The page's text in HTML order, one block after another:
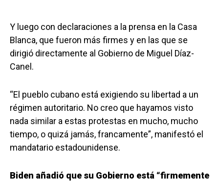
Y luego con declaraciones a la prensa en la Casa
Blanca, que fueron más firmes y en las que se
dirigió directamente al Gobierno de Miguel Díaz-
Canel.
“El pueblo cubano está exigiendo su libertad a un
régimen autoritario. No creo que hayamos visto
nada similar a estas protestas en mucho, mucho
tiempo, o quizá jamás, francamente”, manifestó el
mandatario estadounidense.
Biden añadió que su Gobierno está “firmemente